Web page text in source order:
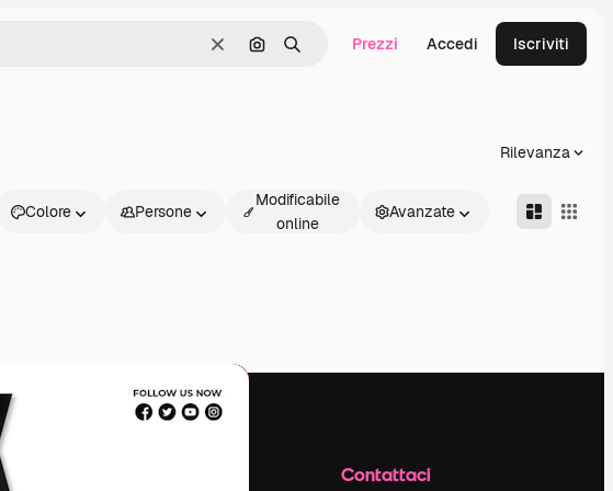
CancellaCerca per immagine
Ricerca Prezzi Accedi Iscriviti
Rilevanza
Colore Persone
Modificabile
online
Avanzate
Inizia Contattaci